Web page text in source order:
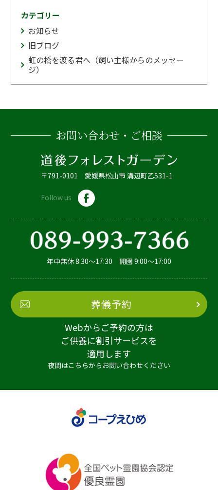
カテゴリー
お知らせ
旧ブログ
虹の橋を渡る君へ（飼い主様からのメッセー
ジ）
お問い合わせ・ご相談
〒791-0101 愛媛県松山市 溝辺町乙531-1
Follow us
年中無休 8:30～17:30 開園 9:00～17:00
葬儀予約
Webからご予約の方は
ご供養に割引サービスを
適用します
夜間はこちらからお問い合わせください